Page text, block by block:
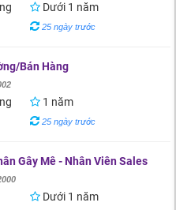
Dưới 1 năm
25 ngày trước
Bán Hàng
1 năm
25 ngày trước
Gây Mê - Nhân Viên Sales
Dưới 1 năm